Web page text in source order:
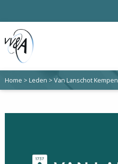
Home > Leden > Van Lanschot Kempen